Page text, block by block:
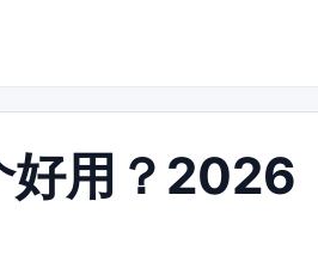
好用？2026